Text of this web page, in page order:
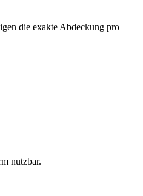
die exakte Abdeckung pro
nutzbar.